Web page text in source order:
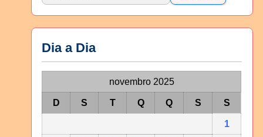
Dia a Dia
novembro 2025
D S T Q Q S S
1